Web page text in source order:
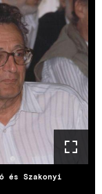
és Szakonyi